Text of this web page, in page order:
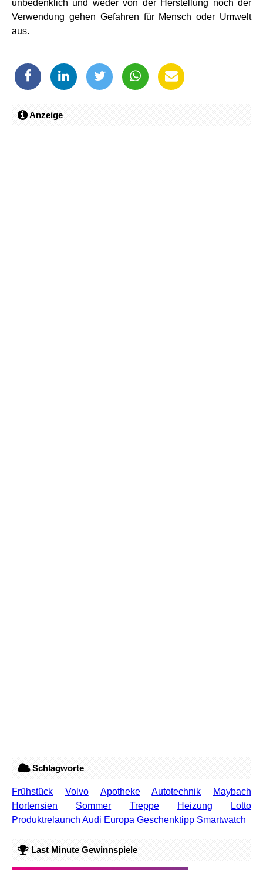
unbedenklich und weder von der Herstellung noch der
Verwendung gehen Gefahren für Mensch oder Umwelt
aus.
Anzeige
Schlagworte
Frühstück Volvo Apotheke Autotechnik
Maybach
Hortensien
Sommer Treppe Heizung
Lotto
Produktrelaunch Audi Europa Geschenktipp Smartwatch
Last Minute Gewinnspiele